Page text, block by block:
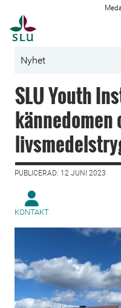
Nyhet
SLU Youth
kännedomen
PUBLICERAD: 12 JUNI 2023
KONTAKT